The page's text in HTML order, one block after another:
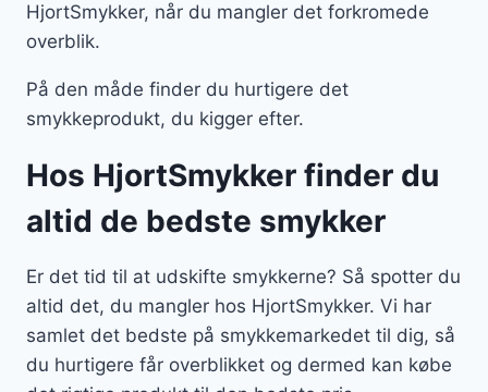
HjortSmykker, når du mangler det forkromede
overblik.
På den måde finder du hurtigere det
smykkeprodukt, du kigger efter.
Hos HjortSmykker finder du
altid de bedste smykker
Er det tid til at udskifte smykkerne? Så spotter du
altid det, du mangler hos HjortSmykker. Vi har
samlet det bedste på smykkemarkedet til dig, så
du hurtigere får overblikket og dermed kan købe